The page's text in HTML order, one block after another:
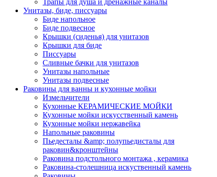
Трапы для душа и дренажные каналы
Унитазы, биде, писсуары
Биде напольное
Биде подвесное
Крышки (сиденья) для унитазов
Крышки для биде
Писсуары
Сливные бачки для унитазов
Унитазы напольные
Унитазы подвесные
Раковины для ванны и кухонные мойки
Измельчители
Кухонные КЕРАМИЧЕСКИЕ МОЙКИ
Кухонные мойки искусственный камень
Кухонные мойки нержавейка
Напольные раковины
Пьедесталы &amp; полупьедисталы для
раковин&кронштейны
Раковина подстольного монтажа , керамика
Раковина-столешница искуственный камень